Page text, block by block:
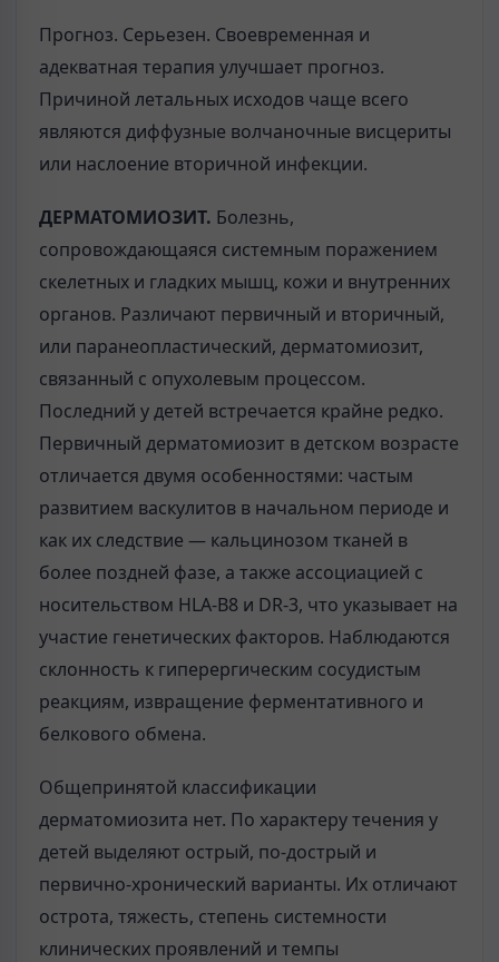
Прогноз. Серьезен. Своевременная и
адекватная терапия улучшает прогноз.
Причиной летальных исходов чаще всего
являются диффузные волчаночные висцериты
или наслоение вторичной инфекции.
ДЕРМАТОМИОЗИТ. Болезнь,
сопровождающаяся системным поражением
скелетных и гладких мышц, кожи и внутренних
органов. Различают первичный и вторичный,
или паранеопластический, дерматомиозит,
связанный с опухолевым процессом.
Последний у детей встречается крайне редко.
Первичный дерматомиозит в детском возрасте
отличается двумя особенностями: частым
развитием васкулитов в начальном периоде и
как их следствие — кальцинозом тканей в
более поздней фазе, а также ассоциацией с
носительством HLA-B8 и DR-3, что указывает на
участие генетических факторов. Наблюдаются
склонность к гиперергическим сосудистым
реакциям, извращение ферментативного и
белкового обмена.
Общепринятой классификации
дерматомиозита нет. По характеру течения у
детей выделяют острый, по-дострый и
первично-хронический варианты. Их отличают
острота, тяжесть, степень системности
клинических проявлений и темпы